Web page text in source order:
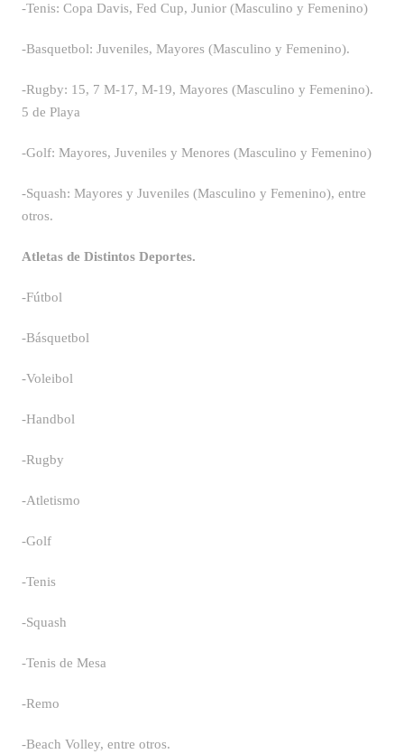
-Tenis: Copa Davis, Fed Cup, Junior (Masculino y Femenino)
-Basquetbol: Juveniles, Mayores (Masculino y Femenino).
-Rugby: 15, 7 M-17, M-19, Mayores (Masculino y Femenino).
5 de Playa
-Golf: Mayores, Juveniles y Menores (Masculino y Femenino)
-Squash: Mayores y Juveniles (Masculino y Femenino), entre
otros.
Atletas de Distintos Deportes.
-Fútbol
-Básquetbol
-Voleibol
-Handbol
-Rugby
-Atletismo
-Golf
-Tenis
-Squash
-Tenis de Mesa
-Remo
-Beach Volley, entre otros.